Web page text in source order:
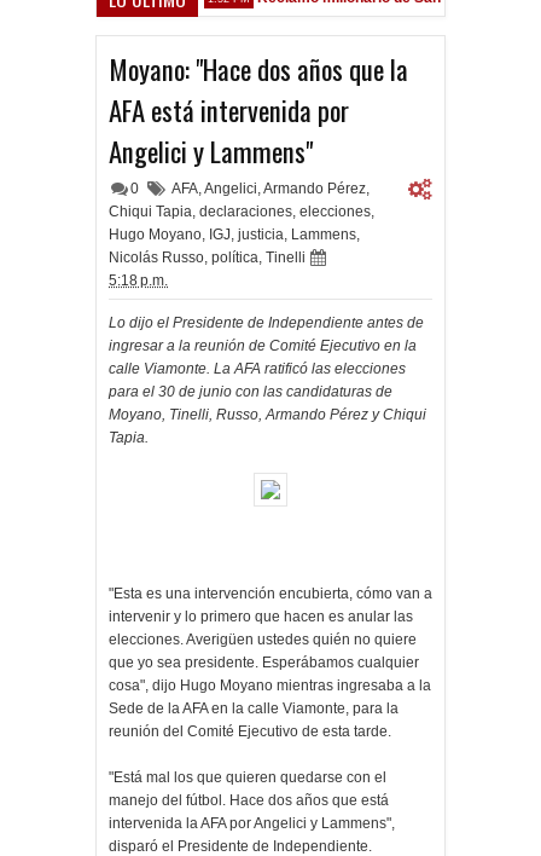
Moyano: "Hace dos años que la
AFA está intervenida por
Angelici y Lammens"
0 AFA,Angelici,Armando Pérez,
Chiqui Tapia, declaraciones, elecciones,
Hugo Moyano, IGJ, justicia, Lammens,
Nicolás Russo, política, Tinelli
5:18 p.m.
Lo dijo el Presidente de Independiente antes de
ingresar a la reunión de Comité Ejecutivo en la
calle Viamonte. La AFA ratificó las elecciones
para el 30 de junio con las candidaturas de
Moyano, Tinelli, Russo, Armando Pérez y Chiqui
Tapia.
"Esta es una intervención encubierta, cómo van a
intervenir y lo primero que hacen es anular las
elecciones. Averigüen ustedes quién no quiere
que yo sea presidente. Esperábamos cualquier
cosa", dijo Hugo Moyano mientras ingresaba a la
Sede de la AFA en la calle Viamonte, para la
reunión del Comité Ejecutivo de esta tarde.
"Está mal los que quieren quedarse con el
manejo del fútbol. Hace dos años que está
intervenida la AFA por Angelici y Lammens",
disparó el Presidente de Independiente.